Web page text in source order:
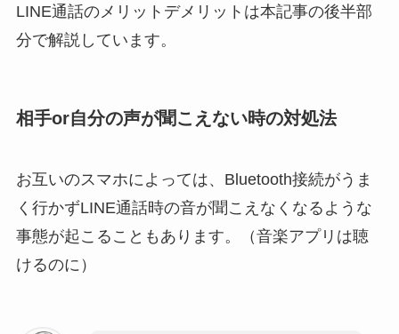
LINE通話のメリットデメリットは本記事の後半部
分で解説しています。
相手or自分の声が聞こえない時の対処法
お互いのスマホによっては、Bluetooth接続がうま
く行かずLINE通話時の音が聞こえなくなるような
事態が起こることもあります。（音楽アプリは聴
けるのに）